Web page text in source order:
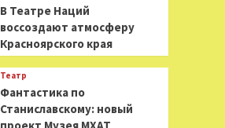
В Театре Наций
воссоздают атмосферу
Красноярского края
Театр
Фантастика по
Станиславскому: новый